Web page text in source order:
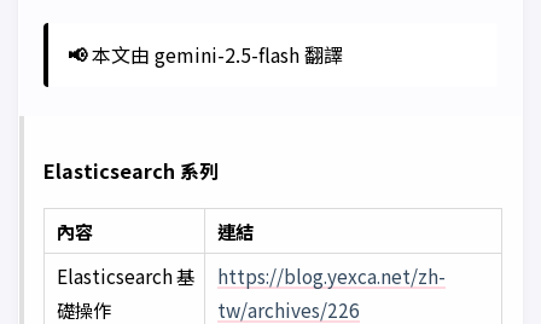
📢本文由 gemini-2.5-flash 翻譯
Elasticsearch 系列
內容
連結
Elasticsearch 基
礎操作
https://blog.yexca.net/zh-
tw/archives/226